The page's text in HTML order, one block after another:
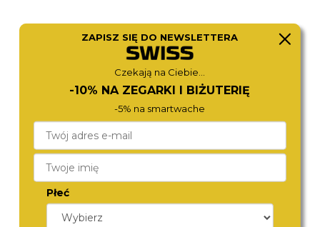
1 780,- 1 480,-
ZAPISZ SIĘ DO NEWSLETTERA
Czekają na Ciebie...
-10% NA ZEGARKI I BIŻUTERIĘ
-5% na smartwache
Płeć